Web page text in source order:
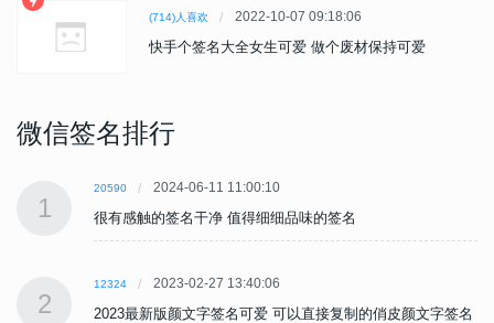
(714)人喜欢 2022-10-07 09:18:06
快手个签名大全女生可爱 做个废材保持可爱
微信签名排行
1
20590 2024-06-11 11:00:10
很有感触的签名干净 值得细细品味的签名
2
12324 2023-02-27 13:40:06
2023最新版颜文字签名可爱 可以直接复制的俏皮颜文字签名